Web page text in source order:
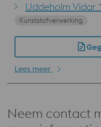
Uddeholm Vidar
Kunststofverwerking
Lees meer
Neem contact